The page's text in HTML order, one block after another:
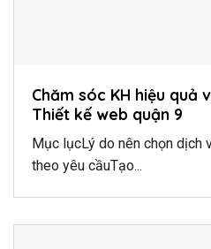
Chăm sóc KH hiệu quả
Thiết kế web quận 9
Mục lụcLý do nên chọn dịch
theo yêu cầuTạo...